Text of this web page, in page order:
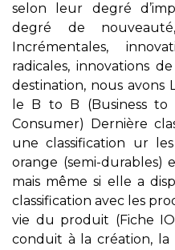
selon leur degré
degré de
Incrémentales,
radicales, innovations
destination, nous avons
le B to B (Business to
Consumer) Dernière
une classification ur
orange (semi-durables)
mais même si elle a
classification avec les
vie du produit (Fiche
conduit à la création, la